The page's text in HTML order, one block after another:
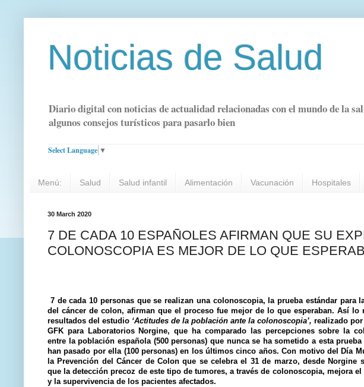
Noticias de Salud
Diario digital con noticias de actualidad relacionadas con el mundo de la
algunos consejos turísticos para pasarlo bien
Select Language ▼
Menú: Salud Salud infantil Alimentación Vacunación Hospitales
30 March 2020
7 DE CADA 10 ESPAÑOLES AFIRMAN QUE SU
COLONOSCOPIA ES MEJOR DE LO QUE
7 de cada 10 personas que se realizan una colonoscopia, la prueba estándar para
del cáncer de colon, afirman que el proceso fue mejor de lo que esperaban. Así lo
resultados del estudio ‘Actitudes de la población ante la colonoscopia’, realizado
GFK para Laboratorios Norgine, que ha comparado las percepciones sobre la
entre la población española (500 personas) que nunca se ha sometido a esta
han pasado por ella (100 personas) en los últimos cinco años. Con motivo del Día
la Prevención del Cáncer de Colon que se celebra el 31 de marzo, desde Norgine
que la detección precoz de este tipo de tumores, a través de colonoscopia, mejora
y la supervivencia de los pacientes afectados.